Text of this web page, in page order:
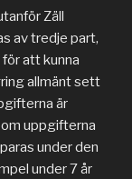
Zäll
av tredje part,
att kunna
allmänt sett
är
uppgifterna
under den
under 7 år